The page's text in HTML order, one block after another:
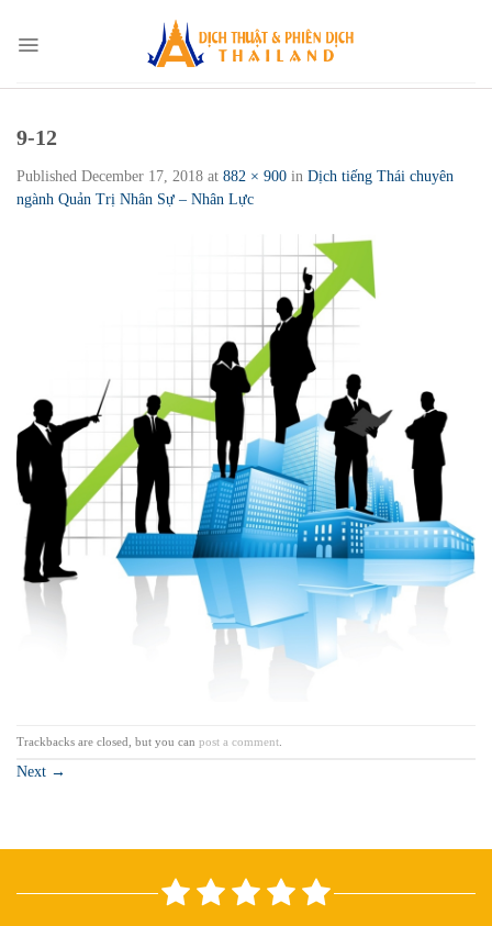
content
9-12
Published December 17, 2018 at 882 × 900 in Dịch tiếng Thái chuyên
ngành Quản Trị Nhân Sự – Nhân Lực
Trackbacks are closed, but you can post a comment
Next →